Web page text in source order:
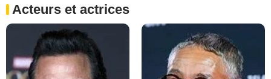
Acteurs et actrices